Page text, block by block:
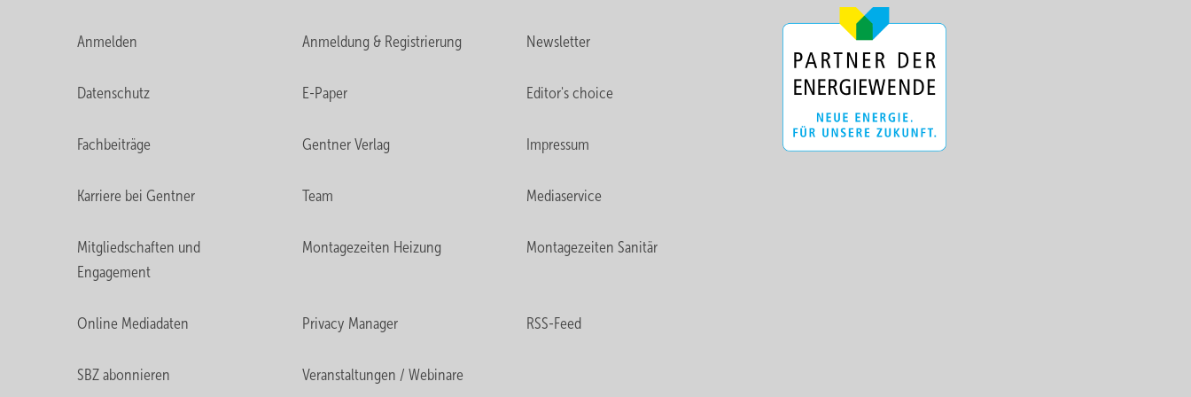
Anmelden Anmeldung & Registrierung Newsletter
Datenschutz E-Paper Editor's choice
Fachbeiträge Gentner Verlag Impressum
Karriere bei Gentner Team Mediaservice
Mitgliedschaften und
Engagement
Montagezeiten Heizung Montagezeiten Sanitär
Online Mediadaten Privacy Manager RSS-Feed
SBZ abonnieren Veranstaltungen / Webinare